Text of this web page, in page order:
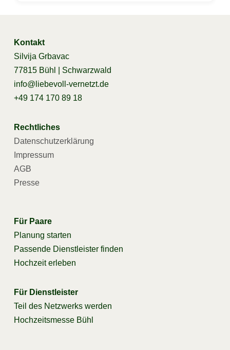
Kontakt
Silvija Grbavac
77815 Bühl | Schwarzwald
info@liebevoll-vernetzt.de
+49 174 170 89 18
Rechtliches
Datenschutzerklärung
Impressum
AGB
Presse
Für Paare
Planung starten
Passende Dienstleister finden
Hochzeit erleben
Für Dienstleister
Teil des Netzwerks werden
Hochzeitsmesse Bühl